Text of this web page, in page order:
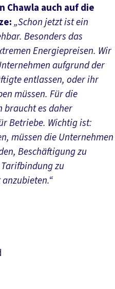
Chawla auch auf die
„Schon jetzt ist ein
Besonders das
Energiepreisen. Wir
aufgrund der
entlassen, oder ihr
müssen. Für die
braucht es daher
Betriebe. Wichtig ist:
müssen die Unternehmen
Beschäftigung zu
zu